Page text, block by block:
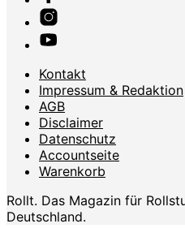
Kontakt
Impressum & Redaktion
AGB
Disclaimer
Datenschutz
Accountseite
Warenkorb
Rollt. Das Magazin für
Deutschland.